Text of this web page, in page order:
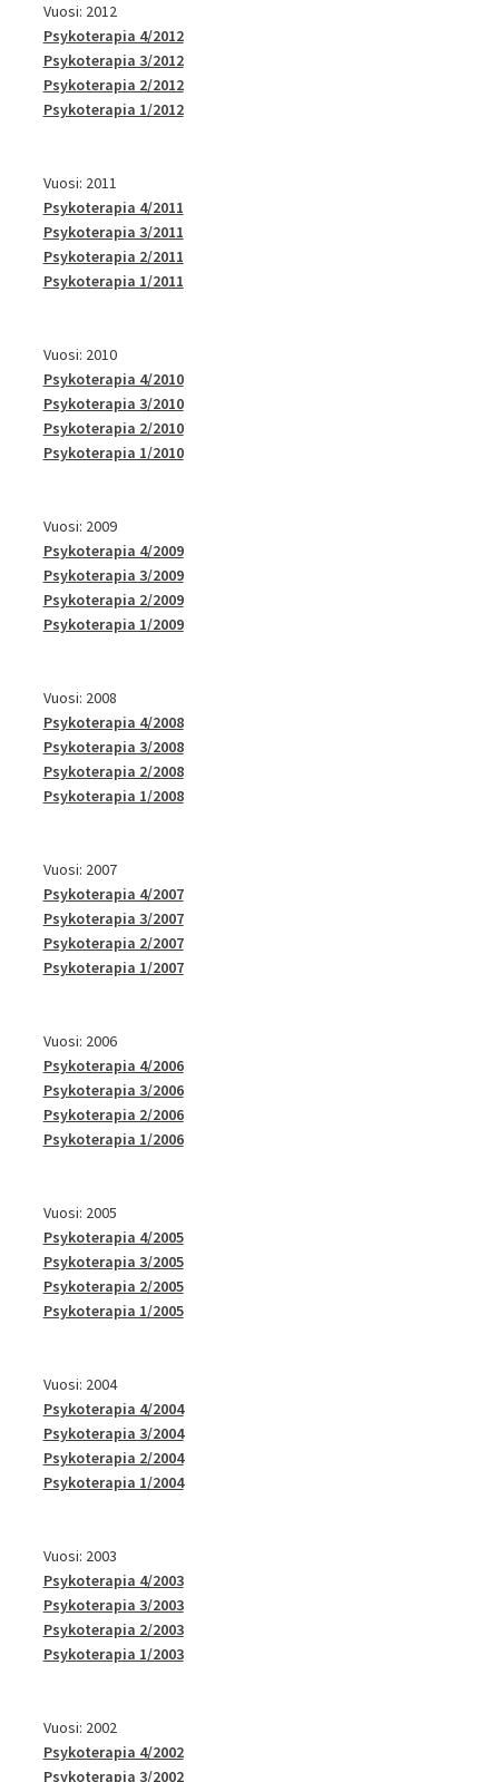
Vuosi: 2012
Psykoterapia 4/2012
Psykoterapia 3/2012
Psykoterapia 2/2012
Psykoterapia 1/2012
Vuosi: 2011
Psykoterapia 4/2011
Psykoterapia 3/2011
Psykoterapia 2/2011
Psykoterapia 1/2011
Vuosi: 2010
Psykoterapia 4/2010
Psykoterapia 3/2010
Psykoterapia 2/2010
Psykoterapia 1/2010
Vuosi: 2009
Psykoterapia 4/2009
Psykoterapia 3/2009
Psykoterapia 2/2009
Psykoterapia 1/2009
Vuosi: 2008
Psykoterapia 4/2008
Psykoterapia 3/2008
Psykoterapia 2/2008
Psykoterapia 1/2008
Vuosi: 2007
Psykoterapia 4/2007
Psykoterapia 3/2007
Psykoterapia 2/2007
Psykoterapia 1/2007
Vuosi: 2006
Psykoterapia 4/2006
Psykoterapia 3/2006
Psykoterapia 2/2006
Psykoterapia 1/2006
Vuosi: 2005
Psykoterapia 4/2005
Psykoterapia 3/2005
Psykoterapia 2/2005
Psykoterapia 1/2005
Vuosi: 2004
Psykoterapia 4/2004
Psykoterapia 3/2004
Psykoterapia 2/2004
Psykoterapia 1/2004
Vuosi: 2003
Psykoterapia 4/2003
Psykoterapia 3/2003
Psykoterapia 2/2003
Psykoterapia 1/2003
Vuosi: 2002
Psykoterapia 4/2002
Psykoterapia 3/2002